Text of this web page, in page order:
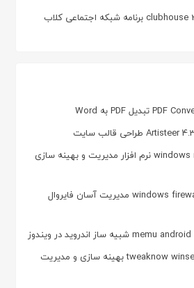
دانلود clubhouse 23.02.02 برنامه شبکه اجتماعی کلاب
دانلود windows manager 2.3.3 نرم افزار مدیریت و بهینه سازی
دانلود windows firewall control 6.26 مدیریت آسان فایروال
دانلود tweaknow winsecret plus 8.0.2 بهینه سازی و مدیریت